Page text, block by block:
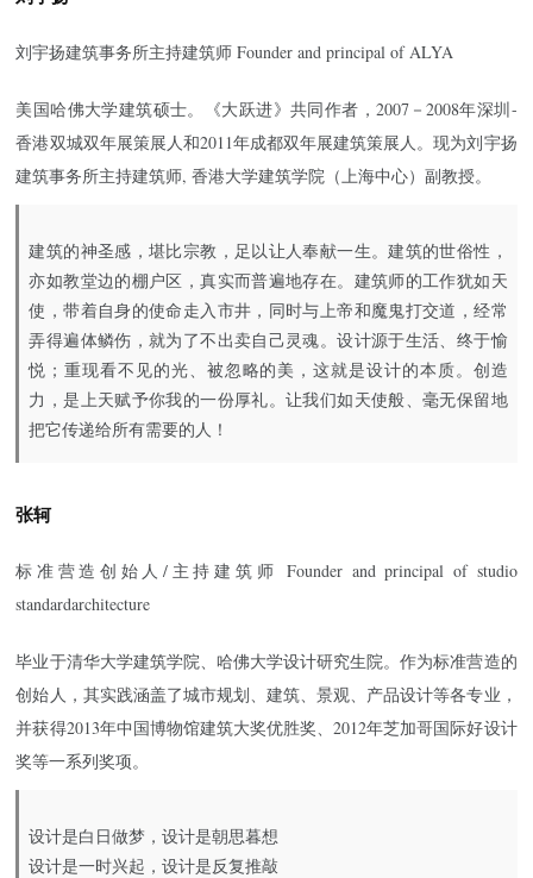
刘宇扬建筑事务所主持建筑师 Founder and principal of ALYA
美国哈佛大学建筑硕士。《大跃进》共同作者，2007－2008年深圳-
香港双城双年展策展人和2011年成都双年展建筑策展人。现为刘宇扬
建筑事务所主持建筑师, 香港大学建筑学院（上海中心）副教授。
建筑的神圣感，堪比宗教，足以让人奉献一生。建筑的世俗性，
亦如教堂边的棚户区，真实而普遍地存在。建筑师的工作犹如天
使，带着自身的使命走入市井，同时与上帝和魔鬼打交道，经常
弄得遍体鳞伤，就为了不出卖自己灵魂。设计源于生活、终于愉
悦；重现看不见的光、被忽略的美，这就是设计的本质。创造
力，是上天赋予你我的一份厚礼。让我们如天使般、毫无保留地
把它传递给所有需要的人！
张轲
标准营造创始人/主持建筑师 Founder and principal of studio
standardarchitecture
毕业于清华大学建筑学院、哈佛大学设计研究生院。作为标准营造的
创始人，其实践涵盖了城市规划、建筑、景观、产品设计等各专业，
并获得2013年中国博物馆建筑大奖优胜奖、2012年芝加哥国际好设计
奖等一系列奖项。
设计是白日做梦，设计是朝思暮想
设计是一时兴起，设计是反复推敲